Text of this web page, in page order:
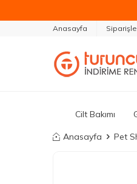
Anasayfa
Cilt Bakımı
Anasayfa Pet